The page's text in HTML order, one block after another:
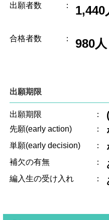
出願者数 ： 1,440
合格者数 ： 980人
出願期限
出願期限 ：
先願(early action) ：
単願(early decision) ：
補欠の有無 ：
編入生の受け入れ ：